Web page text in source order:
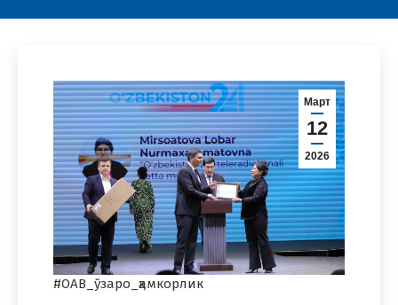
Март
12
2026
#ОАВ_ўзаро_ҳамкорлик